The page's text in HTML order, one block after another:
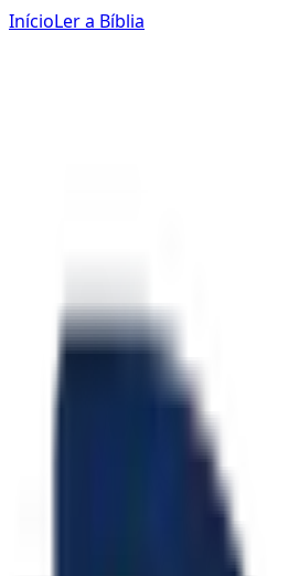
InícioLer a Bíblia